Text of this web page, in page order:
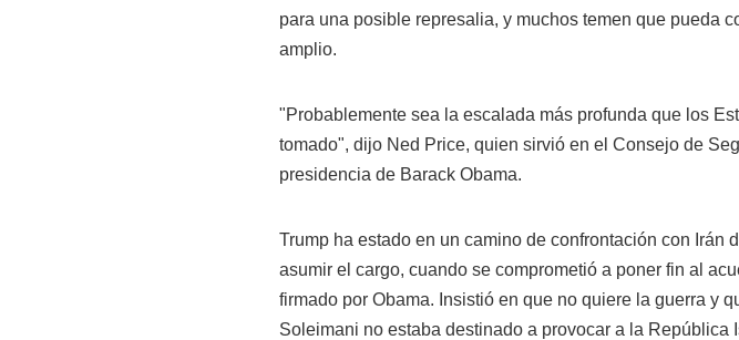
para una posible represalia, y muchos temen que pueda
amplio.
"Probablemente sea la escalada más profunda que los
tomado", dijo Ned Price, quien sirvió en el Consejo de
presidencia de Barack Obama.
Trump ha estado en un camino de confrontación con Irán
asumir el cargo, cuando se comprometió a poner fin al
firmado por Obama. Insistió en que no quiere la guerra y
Soleimani no estaba destinado a provocar a la República